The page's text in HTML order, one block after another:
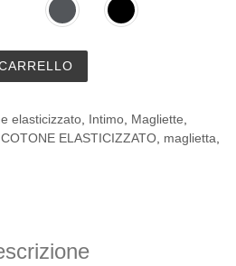
Perofil in cotone
elasticizzato Intimo Magliette
COTONE ELASTICIZZATO maglietta